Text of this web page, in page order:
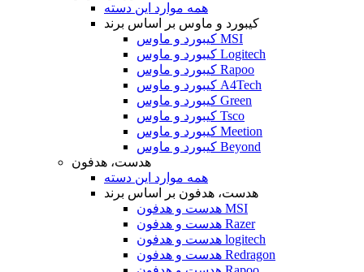
همه موارد این دسته
کیبورد و ماوس بر اساس برند
کیبورد و ماوس MSI
کیبورد و ماوس Logitech
کیبورد و ماوس Rapoo
کیبورد و ماوس A4Tech
کیبورد و ماوس Green
کیبورد و ماوس Tsco
کیبورد و ماوس Meetion
کیبورد و ماوس Beyond
هدست، هدفون
همه موارد این دسته
هدست، هدفون بر اساس برند
هدست و هدفون MSI
هدست و هدفون Razer
هدست و هدفون logitech
هدست و هدفون Redragon